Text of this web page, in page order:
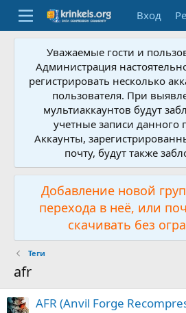
Вход
Уважаемые гости и
Администрация
регистрировать несколько
пользователя. При
мультиаккаунтов будут
учетные записи данного
Аккаунты,
почту, будут также
Добавление новой
перехода в неё, или
скачивать без
Теги
afr
AFR (Anvil Forge